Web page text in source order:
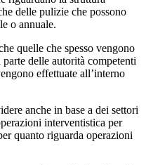
delle pulizie che possono
o annuale.
quelle che spesso vengono
delle autorità competenti
effettuate all’interno
anche in base a dei settori
interventistica per
quanto riguarda operazioni